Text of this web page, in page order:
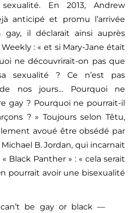
En 2013, Andrew
anticipé et promu l’arrivée
gay, il déclarait ainsi auprès
: « et si Mary-Jane était
ne découvrirait-on pas que
sexualité ? Ce n’est pas
de nos jours… Pourquoi ne
gay ? Pourquoi ne pourrait-il
? » Toujours selon Têtu,
avoué être obsédé par
B. Jordan, qui incarnait
Black Panther » : « cela serait
pourrait avoir une bisexualité
can’t be gay or black —